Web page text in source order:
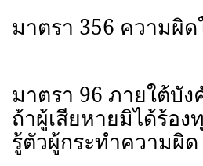
มาตรา 356 ความผิ
มาตรา 96 ภายใต้บั
ถ้าผู้เสียหายมิได้ร้อ
รู้ตัวผู้กระทำความผิ